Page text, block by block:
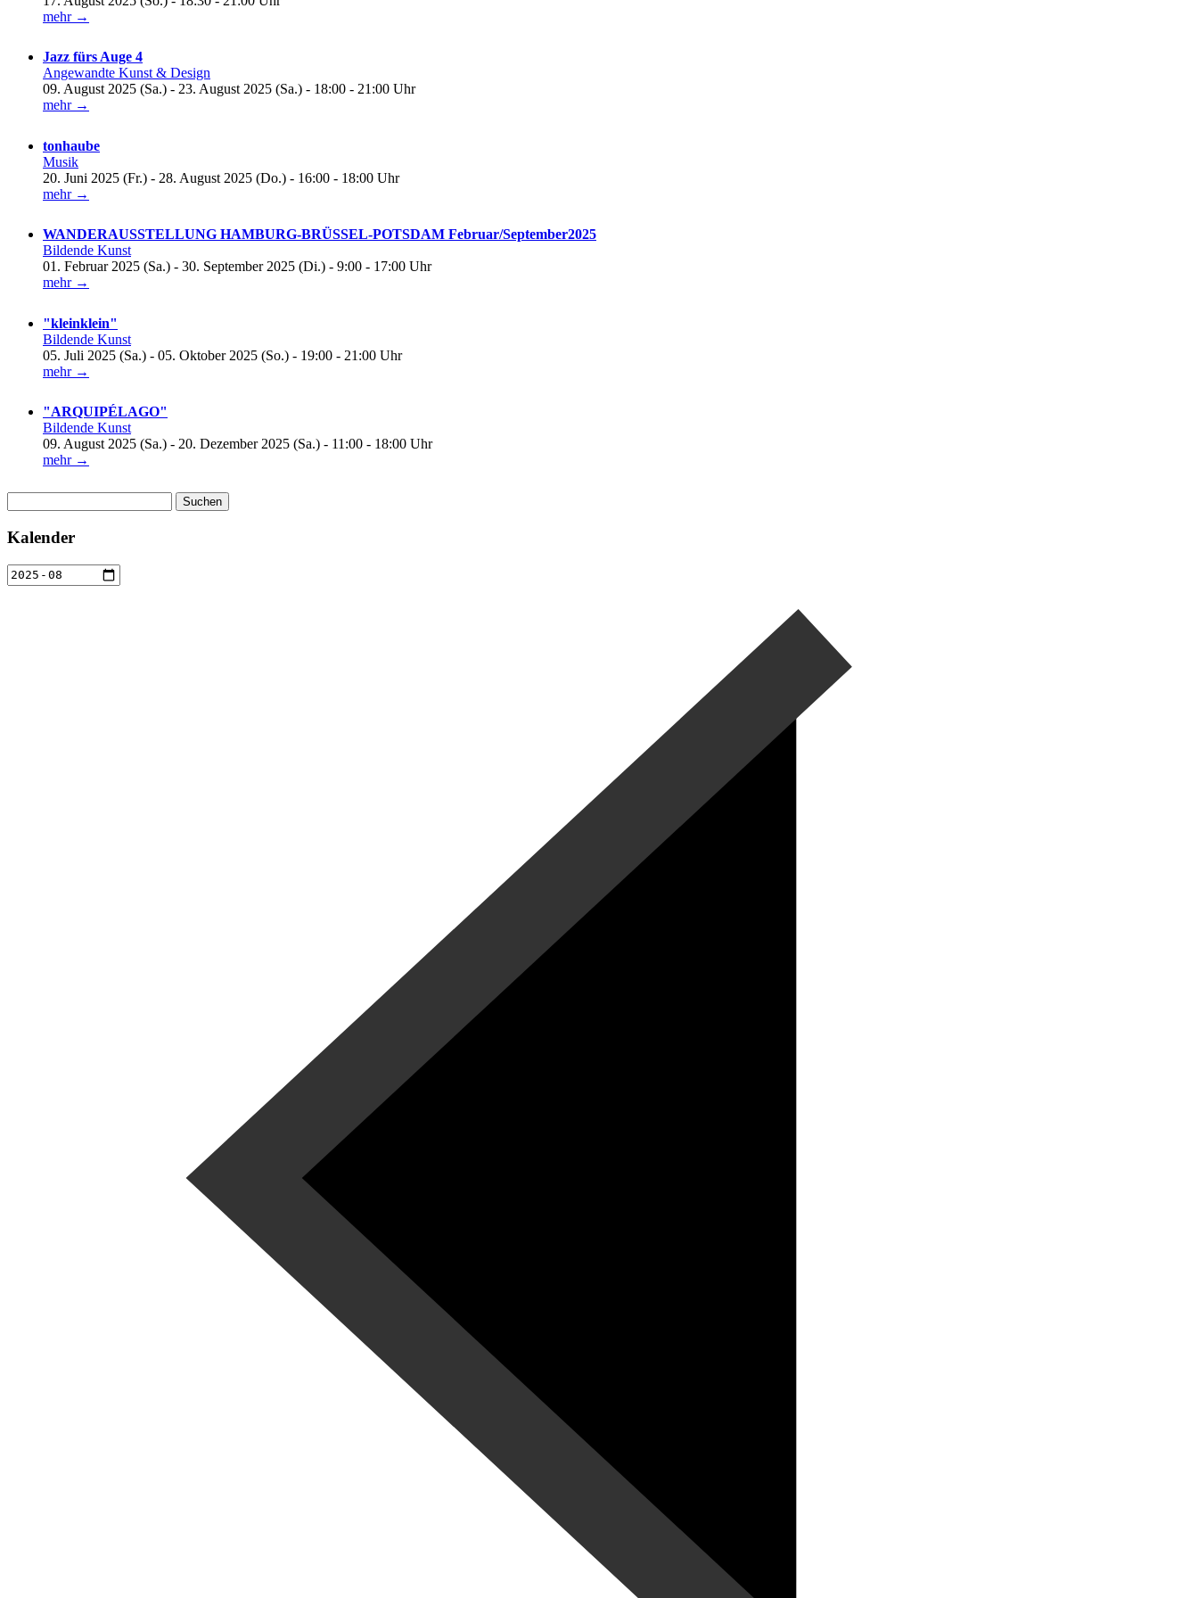
mehr →
Jazz fürs Auge 4
Angewandte Kunst & Design
09. August 2025 (Sa.) - 23. August 2025 (Sa.) - 18:00 - 21:00 Uhr
mehr →
tonhaube
Musik
20. Juni 2025 (Fr.) - 28. August 2025 (Do.) - 16:00 - 18:00 Uhr
mehr →
WANDERAUSSTELLUNG HAMBURG-BRÜSSEL-POTSDAM Februar/September2025
Bildende Kunst
01. Februar 2025 (Sa.) - 30. September 2025 (Di.) - 9:00 - 17:00 Uhr
mehr →
"kleinklein"
Bildende Kunst
05. Juli 2025 (Sa.) - 05. Oktober 2025 (So.) - 19:00 - 21:00 Uhr
mehr →
"ARQUIPÉLAGO"
Bildende Kunst
09. August 2025 (Sa.) - 20. Dezember 2025 (Sa.) - 11:00 - 18:00 Uhr
mehr →
nach:
Kalender